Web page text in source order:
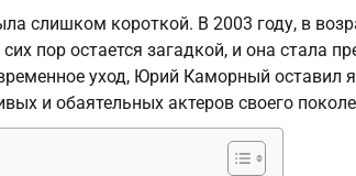
слишком короткой. В 2003 году, в
пор остается загадкой, и она стала
уход, Юрий Каморный оставил
и обаятельных актеров своего